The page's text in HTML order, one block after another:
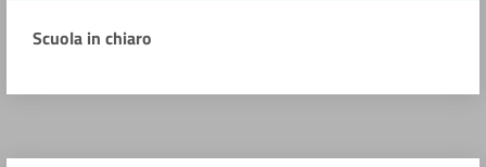
Scuola in chiaro